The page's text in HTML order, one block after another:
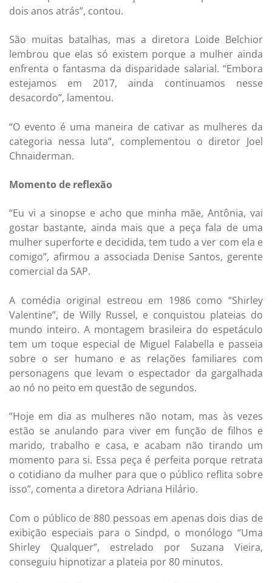
dois anos atrás”, contou.
São muitas batalhas, mas a diretora Loide Belchior
lembrou que elas só existem porque a mulher ainda
enfrenta o fantasma da disparidade salarial. “Embora
estejamos em 2017, ainda continuamos nesse
desacordo”, lamentou.
“O evento é uma maneira de cativar as mulheres da
categoria nessa luta”, complementou o diretor Joel
Chnaiderman.
Momento de reflexão
“Eu vi a sinopse e acho que minha mãe, Antônia, vai
gostar bastante, ainda mais que a peça fala de uma
mulher superforte e decidida, tem tudo a ver com ela e
comigo”, afirmou a associada Denise Santos, gerente
comercial da SAP.
A comédia original estreou em 1986 como “Shirley
Valentine”, de Willy Russel, e conquistou plateias do
mundo inteiro. A montagem brasileira do espetáculo
tem um toque especial de Miguel Falabella e passeia
sobre o ser humano e as relações familiares com
personagens que levam o espectador da gargalhada
ao nó no peito em questão de segundos.
“Hoje em dia as mulheres não notam, mas às vezes
estão se anulando para viver em função de filhos e
marido, trabalho e casa, e acabam não tirando um
momento para si. Essa peça é perfeita porque retrata
o cotidiano da mulher para que o público reflita sobre
isso”, comenta a diretora Adriana Hilário.
Com o público de 880 pessoas em apenas dois dias de
exibição especiais para o Sindpd, o monólogo “Uma
Shirley Qualquer”, estrelado por Suzana Vieira,
conseguiu hipnotizar a plateia por 80 minutos.